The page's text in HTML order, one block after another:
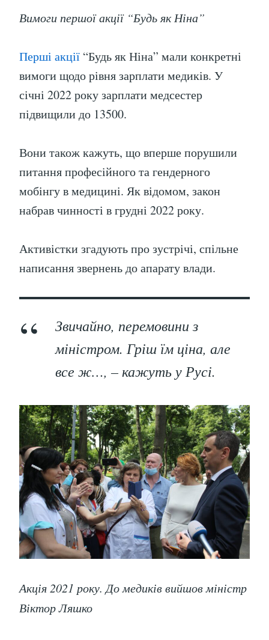
Вимоги першої акції “Будь як Ніна”
Перші акції “Будь як Ніна” мали конкретні
вимоги щодо рівня зарплати медиків. У
січні 2022 року зарплати медсестер
підвищили до 13500.
Вони також кажуть, що вперше порушили
питання професійного та гендерного
мобінгу в медицині. Як відомом, закон
набрав чинності в грудні 2022 року.
Активістки згадують про зустрічі, спільне
написання звернень до апарату влади.
Звичайно, перемовини з
міністром. Гріш їм ціна, але
все ж…, – кажуть у Русі.
Акція 2021 року. До медиків вийшов міністр
Віктор Ляшко